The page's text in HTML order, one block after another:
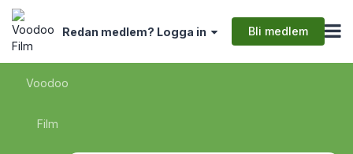
Redan medlem? Logga in Bli medlem
Voodoo
Film